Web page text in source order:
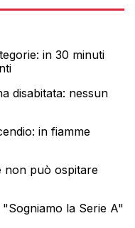
in 30 minuti
disabitata: nessun
in fiamme
non può ospitare
la Serie A"